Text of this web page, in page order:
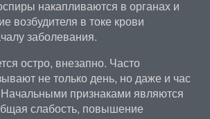
накапливаются в органах и
возбудителя в токе крови
заболевания.
остро, внезапно. Часто
не только день, но даже и час
признаками являются
слабость, повышение